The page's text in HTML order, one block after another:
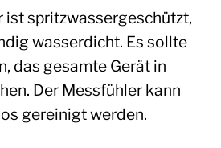
ist spritzwassergeschützt,
wasserdicht. Es sollte
das gesamte Gerät in
Der Messfühler kann
gereinigt werden.